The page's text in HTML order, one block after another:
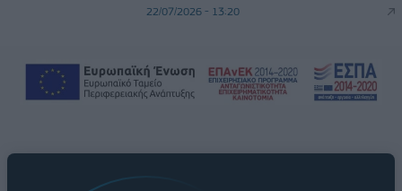
22/07/2026 - 13:20